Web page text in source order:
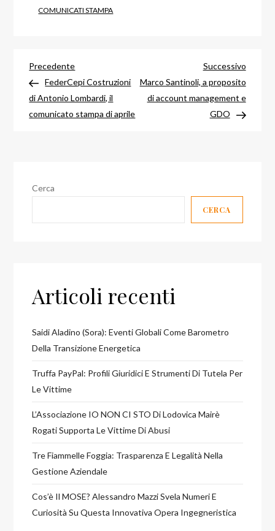
COMUNICATI STAMPA
Navigazione
articoli
Articolo
precedente
Precedente
FederCepi Costruzioni
di Antonio Lombardi, il
comunicato stampa di aprile
Successivo
Marco Santinoli, a proposito
di account management e
GDO
Cerca
CERCA
Articoli recenti
Saidi Aladino (Sora): Eventi Globali Come Barometro
Della Transizione Energetica
Truffa PayPal: Profili Giuridici E Strumenti Di Tutela Per
Le Vittime
L’Associazione IO NON CI STO Di Lodovica Mairè
Rogati Supporta Le Vittime Di Abusi
Tre Fiammelle Foggia: Trasparenza E Legalità Nella
Gestione Aziendale
Cos’è Il MOSE? Alessandro Mazzi Svela Numeri E
Curiosità Su Questa Innovativa Opera Ingegneristica